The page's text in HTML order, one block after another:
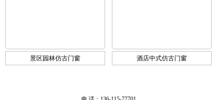
景区园林仿古门窗 酒店中式仿古门窗